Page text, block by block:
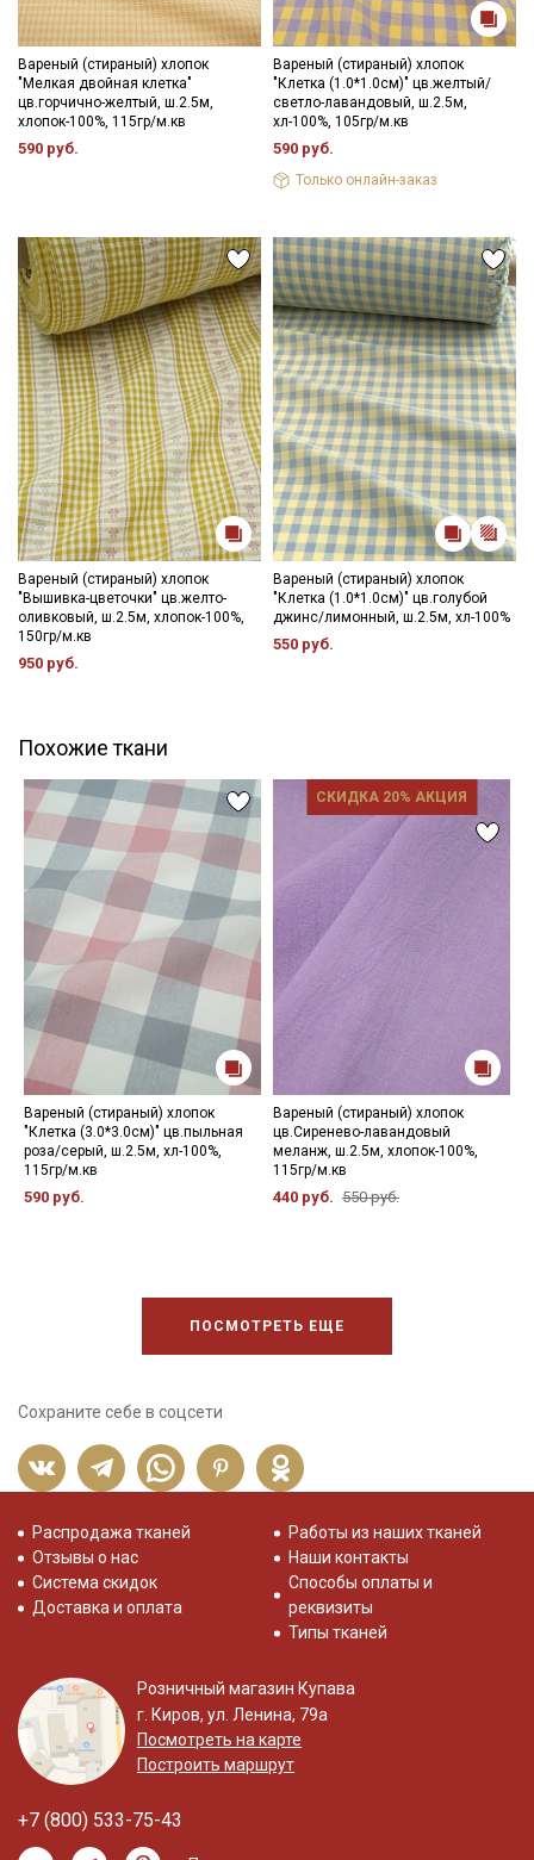
Вареный (стираный) хлопок
"Мелкая двойная клетка"
цв.горчично-желтый, ш.2.5м,
хлопок-100%, 115гр/м.кв
590 руб.
Вареный (стираный) хлопок
"Клетка (1.0*1.0см)" цв.желтый/
светло-лавандовый, ш.2.5м,
хл-100%, 105гр/м.кв
590 руб.
Только онлайн-заказ
Вареный (стираный) хлопок
"Вышивка-цветочки" цв.желто-
оливковый, ш.2.5м, хлопок-100%,
150гр/м.кв
950 руб.
Вареный (стираный) хлопок
"Клетка (1.0*1.0см)" цв.голубой
джинс/лимонный, ш.2.5м, хл-100%
550 руб.
Похожие ткани
Вареный (стираный) хлопок
"Клетка (3.0*3.0см)" цв.пыльная
роза/серый, ш.2.5м, хл-100%,
115гр/м.кв
590 руб.
СКИДКА 20% АКЦИЯ
Вареный (стираный) хлопок
цв.Сиренево-лавандовый
меланж, ш.2.5м, хлопок-100%,
115гр/м.кв
440 руб. 550 руб.
ПОСМОТРЕТЬ ЕЩЕ
Сохраните себе в соцсети
Распродажа тканей
Отзывы о нас
Система скидок
Доставка и оплата
Работы из наших тканей
Наши контакты
Способы оплаты и
реквизиты
Типы тканей
Розничный магазин Купава
г. Киров, ул. Ленина, 79а
Посмотреть на карте
Построить маршрут
+7 (800) 533-75-43